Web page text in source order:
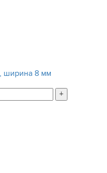
ширина 8 мм
+